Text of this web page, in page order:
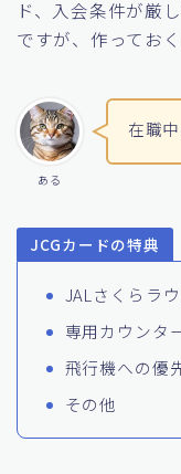
ド、入会条件が厳
ですが、作ってお
ある
在職
JCGカードの特典
JALさくらラ
専用カウンタ
飛行機への優
その他